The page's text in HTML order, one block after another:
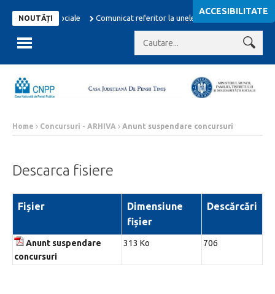
NOUTĂȚIsociale Comunicat referitor la unele masuri adoptate in
Home Concursuri - ARHIVA Anunt suspendare concursuri
Descarca fisiere
Fișier
Dimensiune
fișier
Descărcări
Anunt suspendare
concursuri
313 Ko 706
ACCESIBILITATE